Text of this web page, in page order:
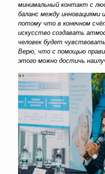
минимальный контакт с
баланс между инновациями
потому что в конечном
искусство создавать
человек будет
Верю, что с помощью
этого можно достичь